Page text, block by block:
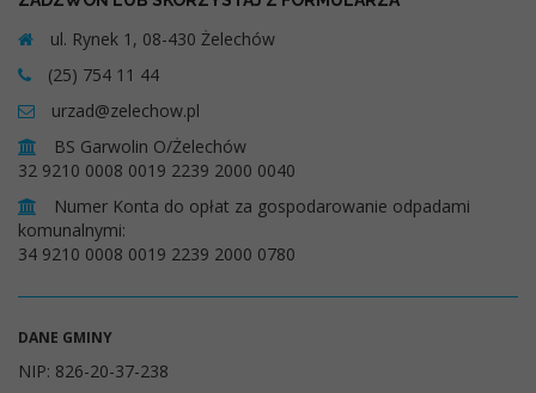
ul. Rynek 1, 08-430 Żelechów
(25) 754 11 44
urzad@zelechow.pl
BS Garwolin O/Żelechów
32 9210 0008 0019 2239 2000 0040
Numer Konta do opłat za gospodarowanie odpadami
komunalnymi:
34 9210 0008 0019 2239 2000 0780
DANE GMINY
NIP: 826-20-37-238